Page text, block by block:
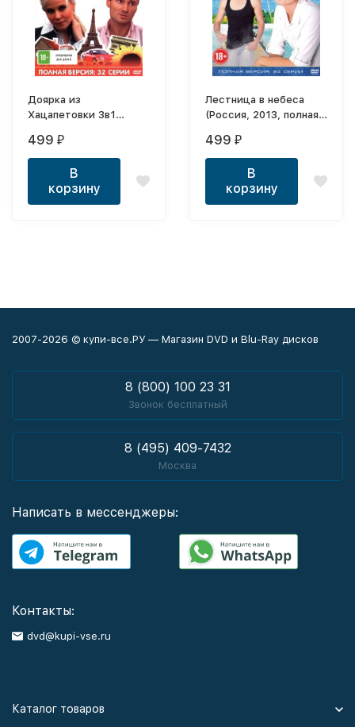
Доярка из
Хацапетовки 3в1
полная версия, 3
сезона, 32 серии)
499 ₽
В
корзину
Лестница в небеса
(Россия, 2013, полная
499 ₽
В
корзину
2007-2026 © купи-все.РУ — Магазин DVD и Blu-Ray дисков
8 (800) 100 23 31
Звонок бесплатный
8 (495) 409-7432
Москва
Написать в мессенджеры:
Контакты:
dvd@kupi-vse.ru
Каталог товаров